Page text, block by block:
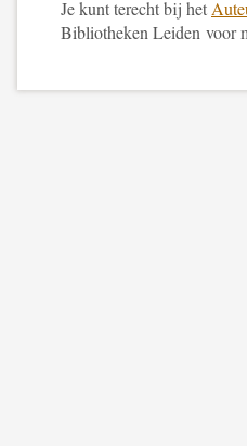
Je kunt terecht bij het
Bibliotheken Leiden voor